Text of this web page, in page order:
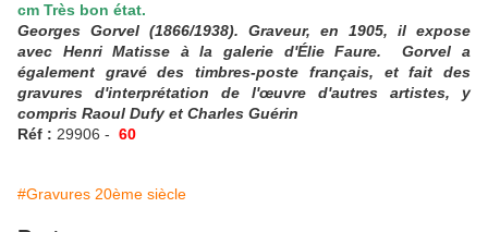
cm Très bon état.
Georges Gorvel (1866/1938). Graveur, en 1905, il expose
avec Henri Matisse à la galerie d'Élie Faure. Gorvel a
également gravé des timbres-poste français, et fait des
gravures d'interprétation de l'œuvre d'autres artistes, y
compris Raoul Dufy et Charles Guérin
Réf : 29906 - 60
#Gravures 20ème siècle